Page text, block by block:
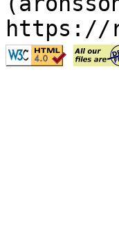
https://